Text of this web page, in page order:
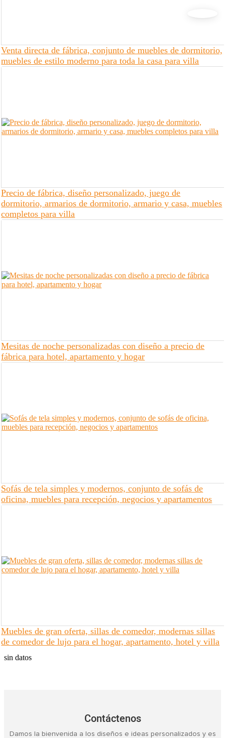
Venta directa de fábrica, conjunto de muebles de dormitorio,
muebles de estilo moderno para toda la casa para villa
Precio de fábrica, diseño personalizado, juego de
dormitorio, armarios de dormitorio, armario y casa, muebles
completos para villa
Mesitas de noche personalizadas con diseño a precio de
fábrica para hotel, apartamento y hogar
Sofás de tela simples y modernos, conjunto de sofás de
oficina, muebles para recepción, negocios y apartamentos
Muebles de gran oferta, sillas de comedor, modernas sillas
de comedor de lujo para el hogar, apartamento, hotel y villa
sin datos
Contáctenos
Damos la bienvenida a los diseños e ideas personalizados y es